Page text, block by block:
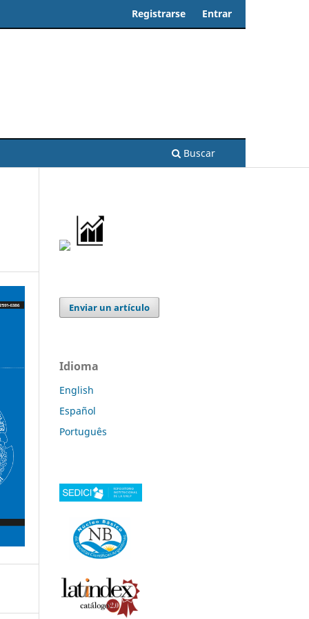
Buscar
Registrarse Entrar
Enviar un artículo
Idioma
English
Español
Português